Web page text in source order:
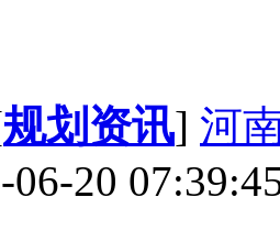
规划资讯] 河
06-20